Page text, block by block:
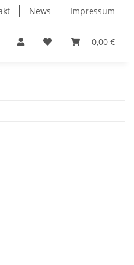
News Impressum
0,00 €